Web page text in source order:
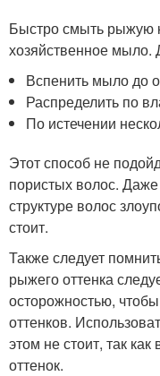
Быстро смыть рыжую
хозяйственное мыло.
Вспенить мыло до
Распределить по
По истечении
Этот способ не
пористых волос.
структуре волос
стоит.
Также следует
рыжего оттенка
осторожностью,
оттенков.
этом не стоит, так
оттенок.